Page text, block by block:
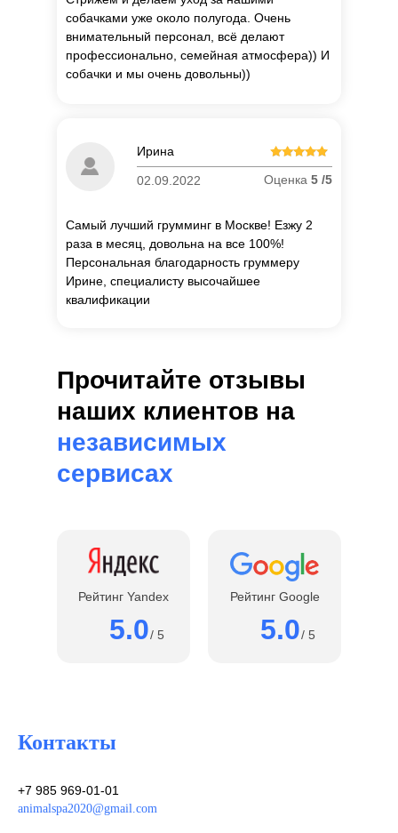
собачками уже около полугода. Очень
внимательный персонал, всё делают
профессионально, семейная атмосфера)) И
собачки и мы очень довольны))
Ирина
02.09.2022 Оценка 5 /5
Самый лучший грумминг в Москве! Езжу 2
раза в месяц, довольна на все 100%!
Персональная благодарность груммеру
Ирине, специалисту высочайшее
квалификации
Прочитайте отзывы
наших клиентов на
независимых
сервисах
Рейтинг Yandex
5.0/ 5
Рейтинг Google
5.0/ 5
Контакты
+7 985 969-01-01
animalspa2020@gmail.com